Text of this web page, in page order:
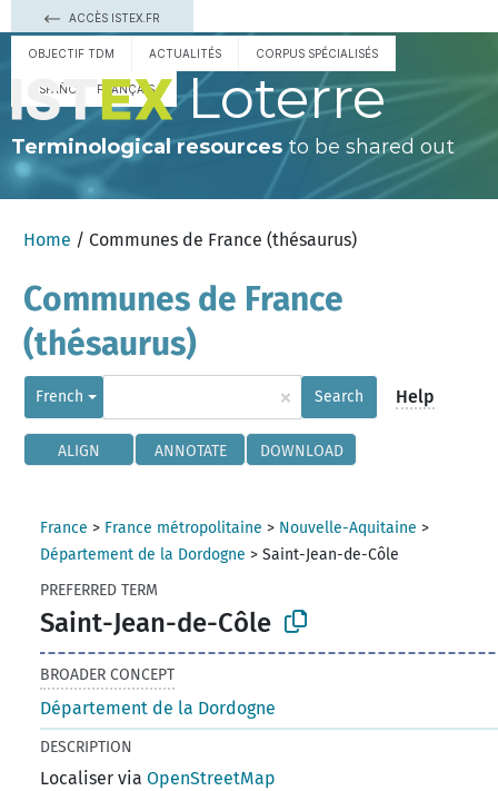
ACCÈS ISTEX.FR
OBJECTIF TDM ACTUALITÉS CORPUS SPÉCIALISÉS
ESPAÑOL FRANÇAIS Loterre
Terminological resourcesto be shared out
Home / Communes de France (thésaurus)
Communes de France
(thésaurus)
French × Search Help
ALIGN ANNOTATE DOWNLOAD
France > France métropolitaine > Nouvelle-Aquitaine >
Département de la Dordogne >Saint-Jean-de-Côle
PREFERRED TERM
Saint-Jean-de-Côle
BROADER CONCEPT
Département de la Dordogne
DESCRIPTION
Localiser viaOpenStreetMap